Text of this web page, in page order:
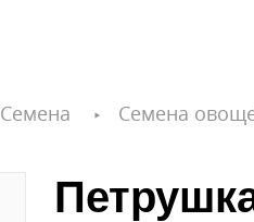
Семена Семена